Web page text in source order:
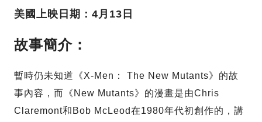
美國上映日期：4月13日
故事簡介：
暫時仍未知道《X-Men： The New Mutants》的故
事內容，而《New Mutants》的漫畫是由Chris
Claremont和Bob McLeod在1980年代初創作的，講